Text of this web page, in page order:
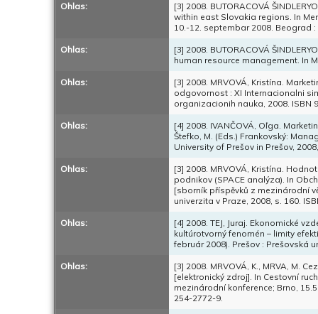
Ohlas:
[3] 2008. BUTORACOVÁ
within east Slovakia regions. In
10.-12. septembar 2008. Beograd
Ohlas:
[3] 2008. BUTORACOVÁ
human resource management. In
Ohlas:
[3] 2008. MRVOVÁ, Kristína.
odgovornost : XI Internacionalni
organizacionih nauka, 2008. ISBN
Ohlas:
[4] 2008. IVANČOVÁ, Oľga.
Štefko, M. (Eds.) Frankovský:
University of Prešov in Prešov,
Ohlas:
[3] 2008. MRVOVÁ, Kristína.
podnikov (SPACE analýza). In
[sborník příspěvků z mezinárodní
univerzita v Praze, 2008, s. 160.
Ohlas:
[4] 2008. TEJ, Juraj. Ekonomické
kultúrotvorný fenomén – limity
február 2008). Prešov : Prešovská
Ohlas:
[3] 2008. MRVOVÁ, K., MRVA, M.
[elektronický zdroj]. In Cestovní
mezinárodní konference; Brno,
254-2772-9.